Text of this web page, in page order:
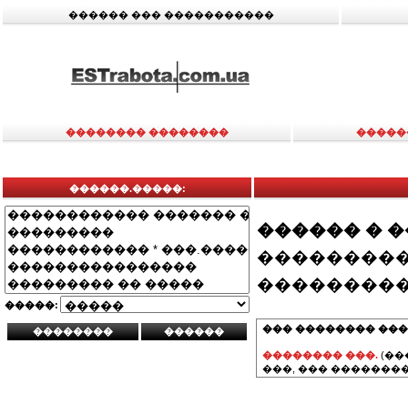
������ ��� �����������
�������� ��������
������.�����:
�����:
������ �
��� ��������
�������� ���.
���, ���